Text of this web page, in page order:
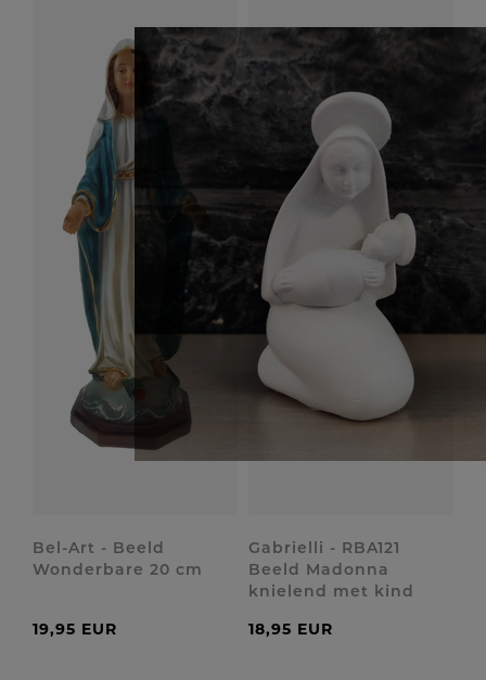
Bel-Art - Beeld
Wonderbare 20 cm
19,95 EUR
Gabrielli - RBA121
Beeld Madonna
knielend met kind
18,95 EUR